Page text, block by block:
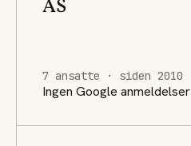
AS
7 ansatte · siden 2010
Ingen Google anmeldelser